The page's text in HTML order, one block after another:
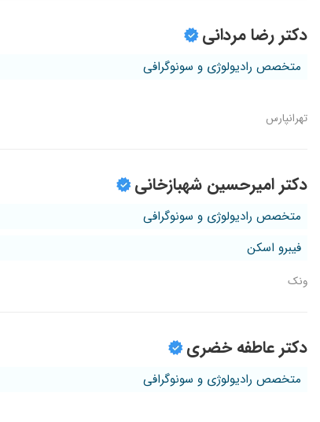
دکتر رضا مردانی
متخصص رادیولوژی و سونوگرافی
تهرانپارس
دکتر امیرحسین شهبازخانی
متخصص رادیولوژی و سونوگرافی
فیبرو اسکن
ونک
دکتر عاطفه خضری
متخصص رادیولوژی و سونوگرافی